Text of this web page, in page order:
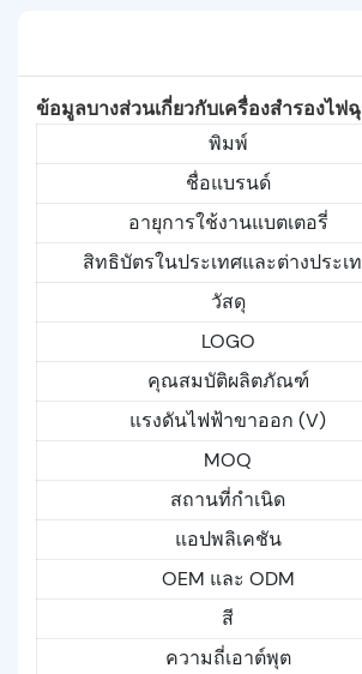
ข้อมูลบางส่วนเกี่ยวกับเครื่องสำรองไ
พิมพ์
ชื่อแบรนด์
อายุการใช้งานแบตเตอรี่
สิทธิบัตรในประเทศและต่างประเ
วัสดุ
LOGO
คุณสมบัติผลิตภัณฑ์
แรงดันไฟฟ้าขาออก (V)
MOQ
สถานที่กำเนิด
แอปพลิเคชัน
OEM และ ODM
สี
ความถี่เอาต์พุต